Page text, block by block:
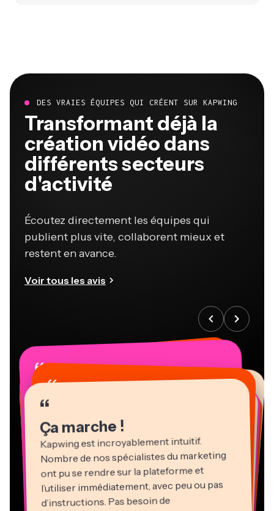
DES VRAIES ÉQUIPES QUI CRÉENT SUR KAPWING
Transformant déjà la
création vidéo dans
différents secteurs
d'activité
Écoutez directement les équipes qui
publient plus vite, collaborent mieux et
restent en avance.
Voir tous les avis
“
Ça marche !
Kapwing est incroyablement intuitif.
Nombre de nos spécialistes du marketing
ont pu se rendre sur la plateforme et
l’utiliser immédiatement, avec peu ou pas
d’instructions. Pas besoin de
“
“
“
“
“
“
“